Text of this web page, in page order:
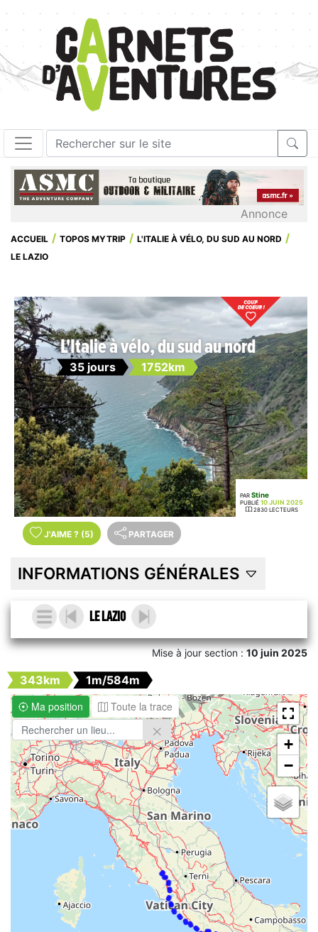
Annonce
ACCUEIL TOPOS MYTRIP
L'ITALIE À VÉLO, DU SUD AU NORD
LE LAZIO
L'Italie à vélo, du sud au nord
35 jours 1752km
PAR Stine
PUBLIÉ 10 JUIN 2025
2830 LECTEURS
J'AIME ? (5) PARTAGER
INFORMATIONS GÉNÉRALES
Le Lazio
Mise à jour section :10 juin 2025
343km
1m/584m
Ma position
Toute la trace
+
−